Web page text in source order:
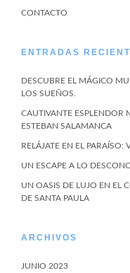
CONTACTO
ENTRADAS
DESCUBRE EL MÁGICO
LOS SUEÑOS.
CAUTIVANTE ESPLENDOR
ESTEBAN SALAMANCA
RELÁJATE EN EL
UN ESCAPE A LO
UN OASIS DE LUJO EN EL
DE SANTA PAULA
ARCHIVOS
JUNIO 2023